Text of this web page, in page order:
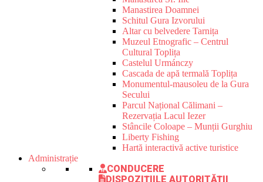
Manastirea Doamnei
Schitul Gura Izvorului
Altar cu belvedere Tarnița
Muzeul Etnografic – Centrul
Cultural Toplița
Castelul Urmánczy
Cascada de apă termală Toplița
Monumentul-mausoleu de la Gura
Secului
Parcul Național Călimani –
Rezervația Lacul Iezer
Stâncile Coloape – Munții Gurghiu
Liberty Fishing
Hartă interactivă active turistice
Administrație
CONDUCERE
DISPOZIȚIILE AUTORITĂȚII